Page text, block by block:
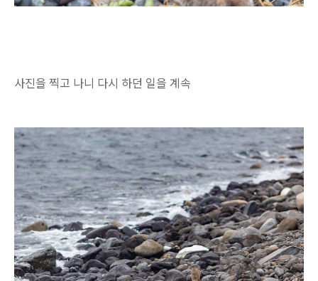
사진을 찍고 나니 다시 하던 일을 계속